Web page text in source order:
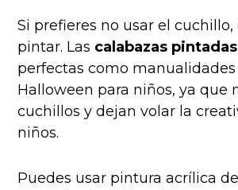
Si prefieres no usar el
pintar. Las calabazas
perfectas como manualidades
Halloween para niños, ya que
cuchillos y dejan volar la
niños.
Puedes usar pintura acrílica